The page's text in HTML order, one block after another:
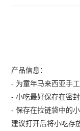
产品信息：
- 为童年马来西亚手
- 小吃最好保存在密
- 保存在拉链袋中的
建议打开后将小吃存